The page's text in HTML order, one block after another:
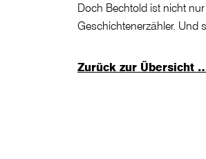
Doch Bechtold ist nicht
Geschichtenerzähler. Und
Zurück zur Übersicht